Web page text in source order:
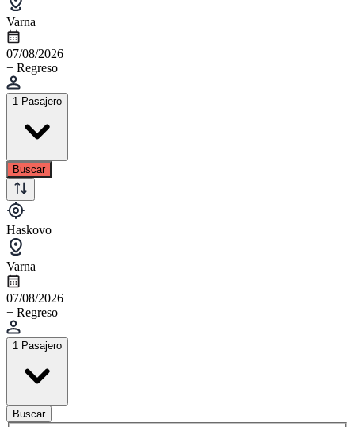
Varna
07/08/2026
+ Regreso
1 Pasajero
Buscar
Haskovo
Varna
07/08/2026
+ Regreso
1 Pasajero
Buscar